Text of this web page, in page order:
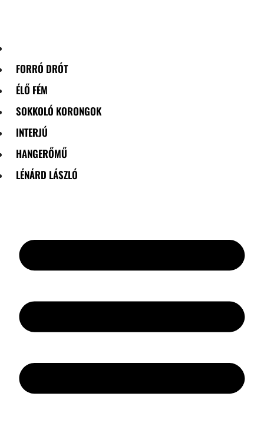
FORRÓ DRÓT
ÉLŐ FÉM
SOKKOLÓ KORONGOK
INTERJÚ
HANGERŐMŰ
LÉNÁRD LÁSZLÓ